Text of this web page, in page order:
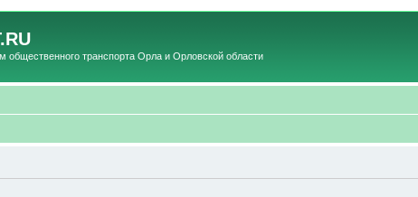
транспорта Орла и Орловской области